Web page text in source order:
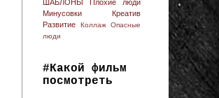
ШАБЛОНЫ
Плохие люди
Минусовки
Креатив
Развитие
Коллаж Опасные
люди
#Какой фильм
посмотреть